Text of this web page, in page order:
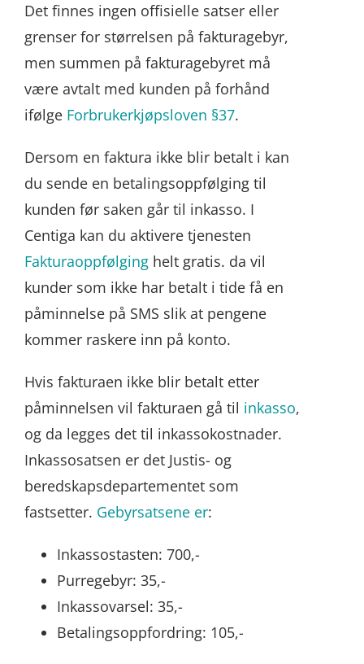
Det finnes ingen offisielle satser eller
grenser for størrelsen på fakturagebyr,
men summen på fakturagebyret må
være avtalt med kunden på forhånd
ifølge Forbrukerkjøpsloven §37.
Dersom en faktura ikke blir betalt i kan
du sende en betalingsoppfølging til
kunden før saken går til inkasso. I
Centiga kan du aktivere tjenesten
Fakturaoppfølginghelt gratis. da vil
kunder som ikke har betalt i tide få en
påminnelse på SMS slik at pengene
kommer raskere inn på konto.
Hvis fakturaen ikke blir betalt etter
påminnelsen vil fakturaen gå til inkasso,
og da legges det til inkassokostnader.
Inkassosatsen er det Justis- og
beredskapsdepartementet som
fastsetter. Gebyrsatsene er:
Inkassostasten: 700,-
Purregebyr: 35,-
Inkassovarsel: 35,-
Betalingsoppfordring: 105,-